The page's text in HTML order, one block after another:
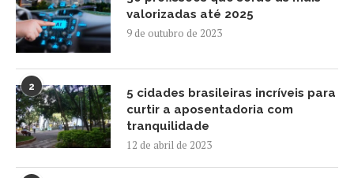
valorizadas até 2025
9 de outubro de 2023
2
5 cidades brasileiras incríveis para
curtir a aposentadoria com
tranquilidade
12 de abril de 2023